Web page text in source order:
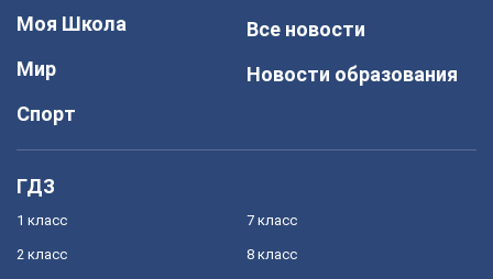
Моя Школа
Мир
Спорт
Все новости
Новости образования
ГДЗ
1 класс
2 класс
7 класс
8 класс